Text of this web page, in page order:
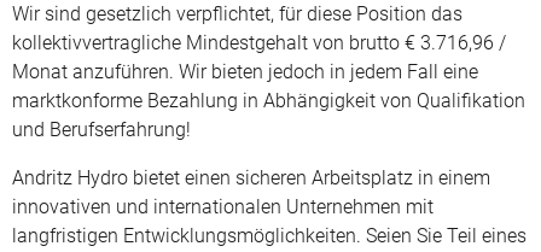
Wir sind gesetzlich verpflichtet, für diese Position das
kollektivvertragliche Mindestgehalt von brutto € 3.716,96 /
Monat anzuführen. Wir bieten jedoch in jedem Fall eine
marktkonforme Bezahlung in Abhängigkeit von Qualifikation
und Berufserfahrung!
Andritz Hydro bietet einen sicheren Arbeitsplatz in einem
innovativen und internationalen Unternehmen mit
langfristigen Entwicklungsmöglichkeiten. Seien Sie Teil eines